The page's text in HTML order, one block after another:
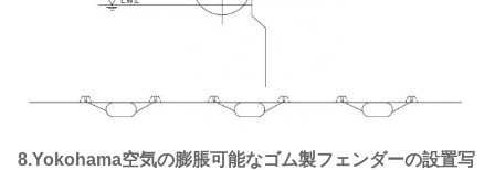
8.Yokohama空気の膨脹可能なゴム製フェンダーの設置写